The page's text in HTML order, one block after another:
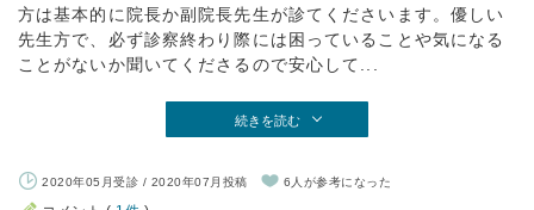
方は基本的に院長か副院長先生が診てくださいます。優しい
先生方で、必ず診察終わり際には困っていることや気になる
ことがないか聞いてくださるので安心して...
続きを読む
2020年05月受診 / 2020年07月投稿 6人が参考になった